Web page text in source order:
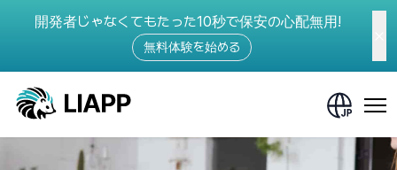
開発者じゃなくてもたった10秒で保安の心配無用!
無料体験を始める